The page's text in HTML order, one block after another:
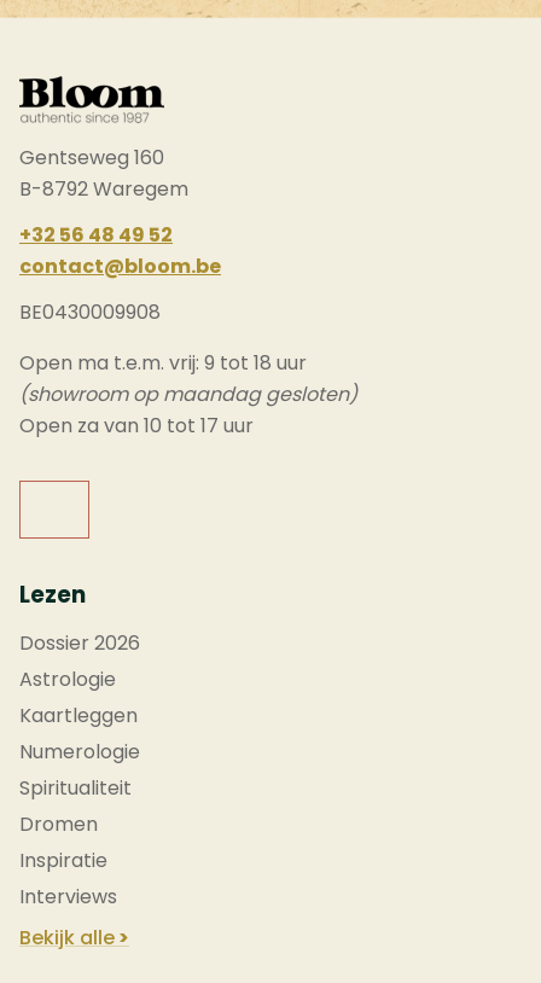
Gentseweg 160
B-8792 Waregem
+32 56 48 49 52
contact@bloom.be
BE0430009908
Open ma t.e.m. vrij: 9 tot 18 uur
(showroom op maandag gesloten)
Open za van 10 tot 17 uur
Lezen
Dossier 2026
Astrologie
Kaartleggen
Numerologie
Spiritualiteit
Dromen
Inspiratie
Interviews
Bekijk alle